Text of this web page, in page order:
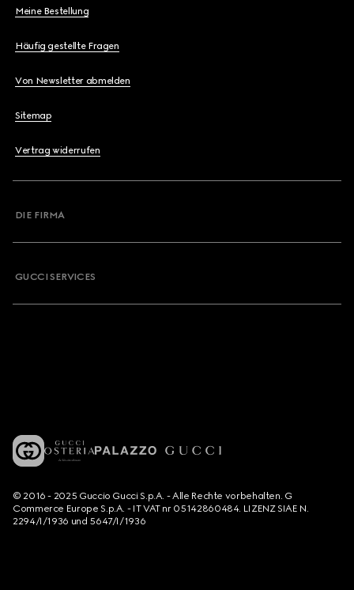
Meine Bestellung
Häufig gestellte Fragen
Von Newsletter abmelden
Sitemap
Vertrag widerrufen
DIE FIRMA
GUCCI SERVICES
© 2016 - 2025 Guccio Gucci S.p.A. - Alle Rechte vorbehalten. G
Commerce Europe S.p.A. - IT VAT nr 05142860484. LIZENZ SIAE N.
2294/I/1936 und 5647/I/1936